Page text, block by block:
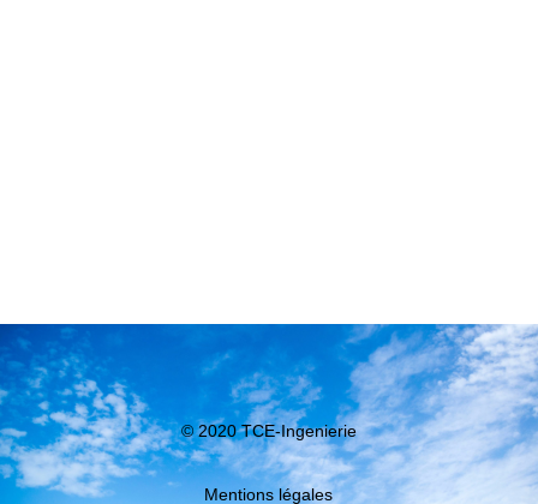
© 2020 TCE-Ingenierie
Mentions légales